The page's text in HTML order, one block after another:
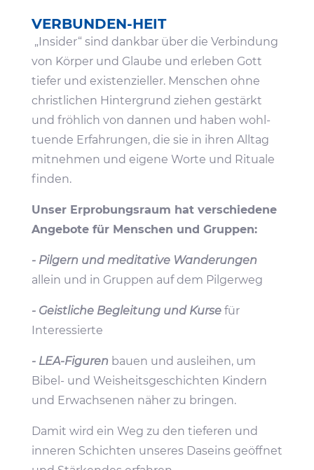
VERBUNDEN-HEIT
„Insider“ sind dankbar über die Verbin­dung
von Körper und Glaube und erleben Gott
tiefer und exis­ten­zi­eller. Menschen ohne
christ­li­chen Hinter­grund ziehen gestärkt
und fröh­lich von dannen und haben wohl­
tu­ende Erfah­rungen, die sie in ihren Alltag
mitnehmen und eigene Worte und Rituale
finden.
Unser Erpro­bungs­raum hat verschie­dene
Ange­bote für Menschen und Gruppen:
- Pilgern und medi­ta­tive Wande­rungen
allein und in Gruppen auf dem Pilgerweg
- Geist­liche Beglei­tung und Kursefür
Interessierte
- LEA-Figuren bauen und ausleihen, um
Bibel- und Weis­heits­ge­schichten Kindern
und Erwach­senen näher zu bringen.
Damit wird ein Weg zu den tieferen und
inneren Schichten unseres Daseins geöffnet